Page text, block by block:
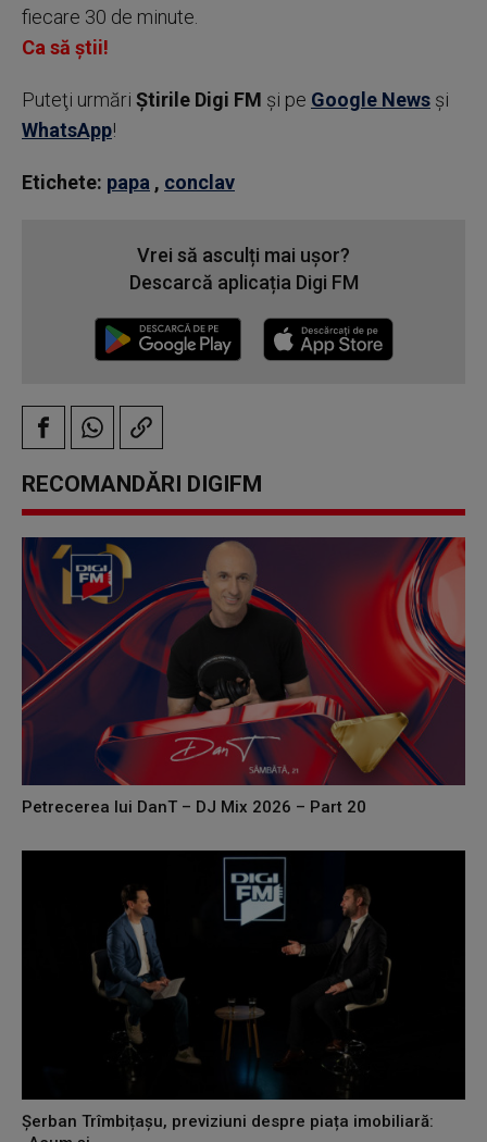
fiecare 30 de minute.
Ca să știi!
Puteţi urmări Știrile Digi FM şi pe Google News şi
WhatsApp!
Etichete: papa , conclav
Vrei să asculți mai ușor?
Descarcă aplicația Digi FM
RECOMANDĂRI DIGIFM
Petrecerea lui DanT – DJ Mix 2026 – Part 20
Șerban Trîmbițașu, previziuni despre piața imobiliară: